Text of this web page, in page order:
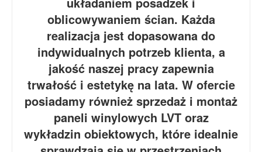
oblicowywaniem ścian. Każda
realizacja jest dopasowana do
indywidualnych potrzeb klienta, a
jakość naszej pracy zapewnia
trwałość i estetykę na lata. W ofercie
posiadamy również sprzedaż i montaż
paneli winylowych LVT oraz
wykładzin obiektowych, które idealnie